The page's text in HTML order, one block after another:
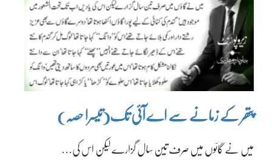
پتھر کے زمانے سے اے آئی تک(تیسرا حصہ)
میں نے گائوں میں صرف تین سال گزارے لیکن اس کی…